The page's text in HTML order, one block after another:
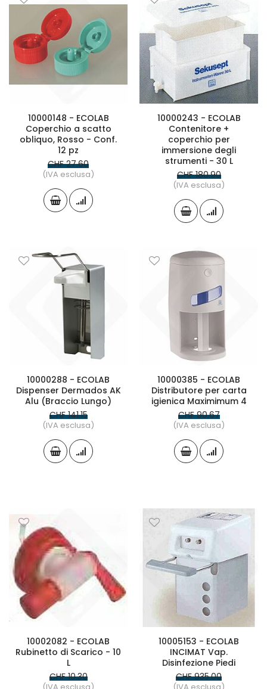
10000148 - ECOLAB
Coperchio a scatto
obliquo, Rosso - Conf.
12 pz
CHF 27.60
(IVA esclusa)
10000243 - ECOLAB
Contenitore +
coperchio per
immersione degli
strumenti - 30 L
CHF 180.90
(IVA esclusa)
10000288 - ECOLAB
Dispenser Dermados AK
Alu (Braccio Lungo)
CHF 141.15
(IVA esclusa)
10000385 - ECOLAB
Distributore per carta
igienica Maximimum 4
CHF 90.67
(IVA esclusa)
10002082 - ECOLAB
Rubinetto di Scarico - 10
L
CHF 10.30
10005153 - ECOLAB
INCIMAT Vap.
Disinfezione Piedi
CHF 935.00